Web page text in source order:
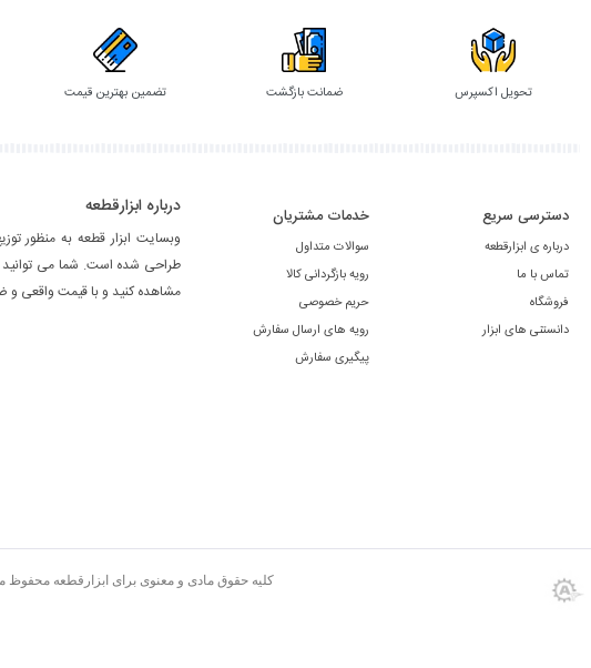
تحویل اکسپرس ضمانت بازگشت تضمین بهترین قیمت
دسترسی سریع
درباره ی ابزارقطعه
تماس با ما
فروشگاه
دانستنی های ابزار
خدمات مشتریان
سوالات متداول
رویه بازگردانی کالا
حریم خصوصی
رویه های ارسال سفارش
پیگیری سفارش
درباره ابزارقطعه
وبسایت ابزار قطعه به منظور
طراحی شده است. شما می توانید
مشاهده کنید و با قیمت واقعی و
کلیه حقوق مادی و معنوی برای ابزارقطعه محفوظ